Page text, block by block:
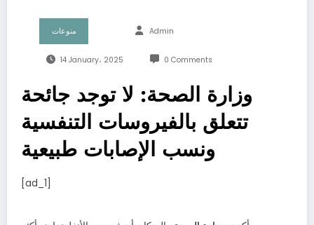
منوعات Admin
14 January، 2025 0 Comments
وزارة الصحة: لا توجد جائحة
تتعلق بالفيروسات التنفسية
ونسب الإصابات طبيعية
[ad_1]